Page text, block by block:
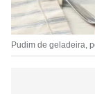
Pudim de geladeira,